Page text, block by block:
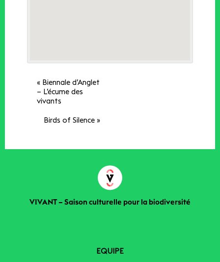
«Biennale d’Anglet
– L’écume des
vivants
Birds of Silence »
VIVANT – Saison culturelle pour la biodiversité
EQUIPE